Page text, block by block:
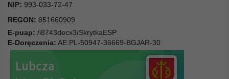
NIP: 993-033-72-47
REGON: 851660909
E-puap: /i8743decx3/SkrytkaESP
E-Doręczenia: AE:PL-50947-36669-BGJAR-30